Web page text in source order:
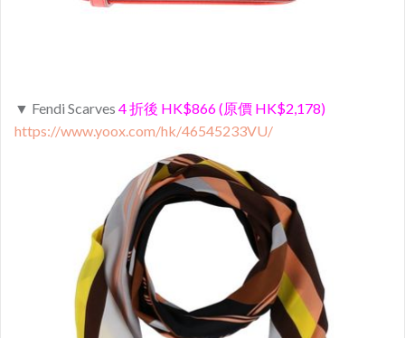
▼ Fendi Scarves 4 折後 HK$866 (原價 HK$2,178)
https://www.yoox.com/hk/46545233VU/